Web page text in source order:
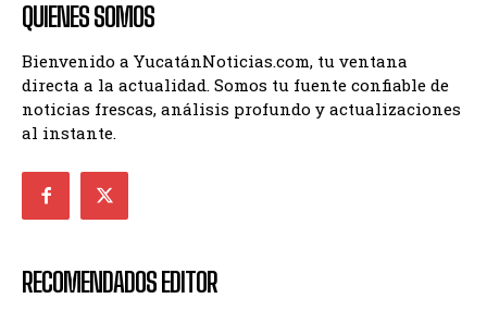
QUIENES SOMOS
Bienvenido a YucatánNoticias.com, tu ventana
directa a la actualidad. Somos tu fuente confiable de
noticias frescas, análisis profundo y actualizaciones
al instante.
RECOMENDADOS EDITOR